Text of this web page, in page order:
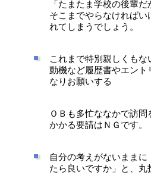
「たまたま学校の後輩
そこまでやらなければい
れてしまうでしょう。
これまで特別親しくも
動機など履歴書やエント
なりお願いする
ＯＢも多忙ななかで訪
かかる要請はＮＧです。
自分の考えがないまま
たら良いですか」と、丸